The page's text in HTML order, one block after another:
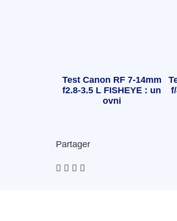
Test Canon RF 7-14mm
f2.8-3.5 L FISHEYE : un
ovni
Partager